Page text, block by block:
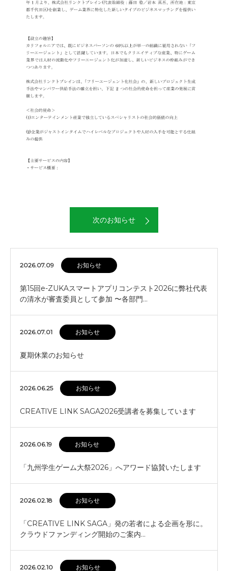
次のお知らせ
2026.07.09 お知らせ
第15回e-ZUKAスマートアプリコンテスト2026に弊社代表
の清水が審査委員として参加 〜各部門…
2026.07.01 お知らせ
夏期休業のお知らせ
2026.06.25 お知らせ
CREATIVE LINK SAGA2026受講者を募集しています
2026.06.19 お知らせ
「九州学生ゲーム大祭2026」へアワード協賛いたします
2026.02.18 お知らせ
「CREATIVE LINK SAGA」発の若者による企画を形に。
クラウドファンディング開始のご案内…
2026.02.10 お知らせ